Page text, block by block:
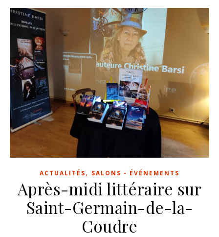
ACTUALITÉS, SALONS - ÉVÉNEMENTS
Après-midi littéraire sur
Saint-Germain-de-la-
Coudre